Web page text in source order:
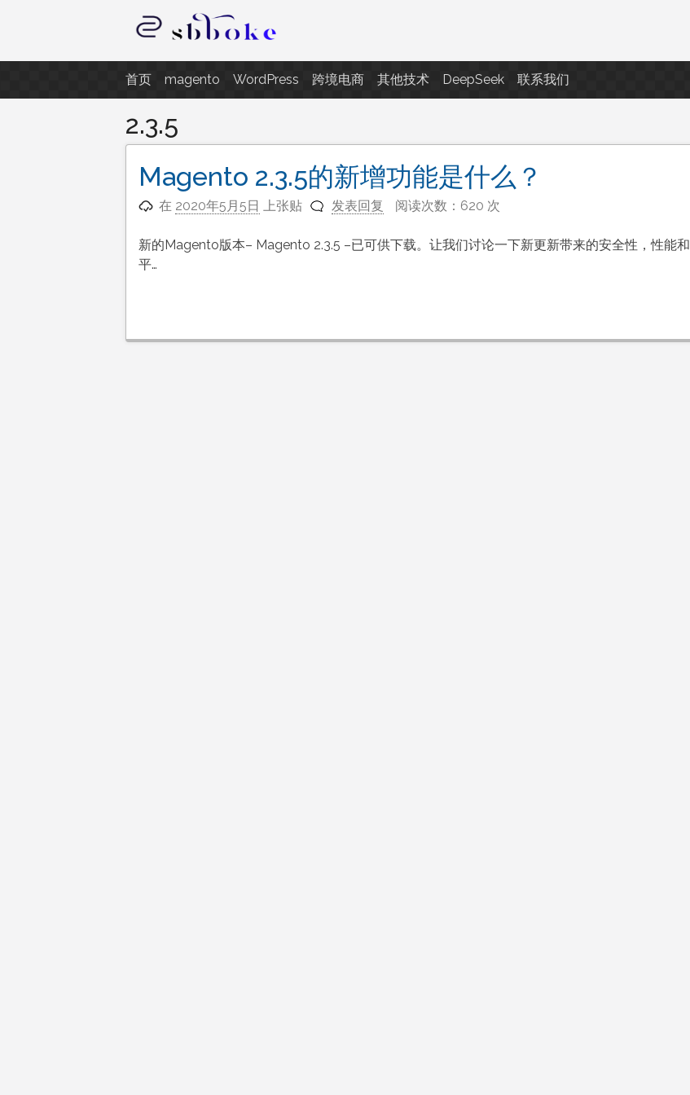
至
内
容
记录跨境电商独立站开发遇到的点点滴滴
首页 magento WordPress 跨境电商 其他技术 DeepSeek 联系我们
2.3.5
Magento 2.3.5的新增功能是什么？
在 2020年5月5日 上张贴 发表回复 阅读次数：620 次
新的Magento版本– Magento 2.3.5 –已可供下载。让我们讨论一下新更新带来的安全性，性能和
平…